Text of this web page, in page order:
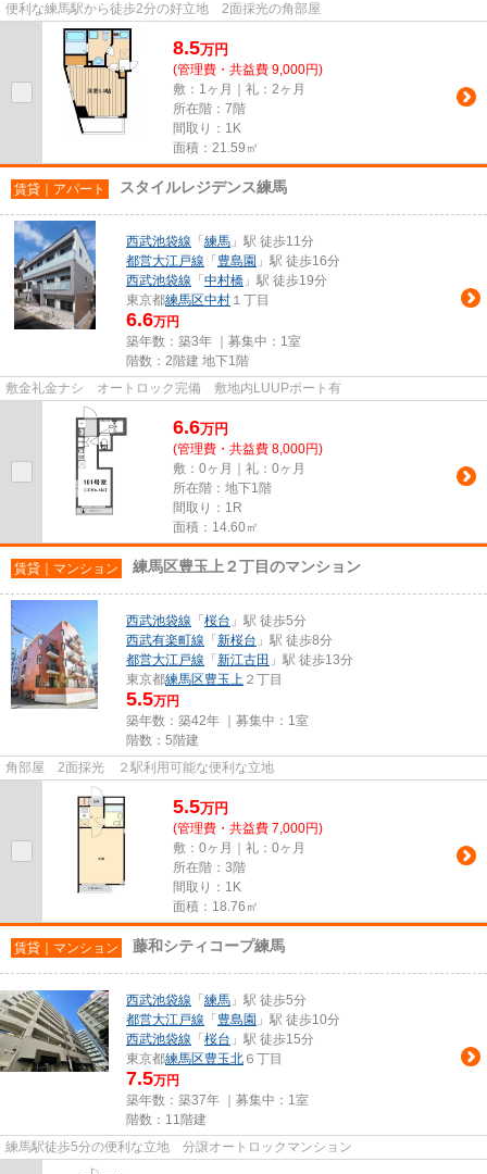
便利な練馬駅から徒歩2分の好立地 2面採光の角部屋
8.5万円
(管理費・共益費 9,000円)
敷：1ヶ月｜礼：2ヶ月
所在階：7階
間取り：1K
面積：21.59㎡
賃貸｜アパート スタイルレジデンス練馬
西武池袋線 「 練馬 」駅 徒歩11分
都営大江戸線 「 豊島園 」駅 徒歩16分
西武池袋線 「 中村橋 」駅 徒歩19分
東京都練馬区中村 １丁目
6.6万円
築年数：築3年 ｜募集中： 1室
階数：2階建 地下1階
敷金礼金ナシ オートロック完備 敷地内LUUPポート有
6.6万円
(管理費・共益費 8,000円)
敷：0ヶ月｜礼：0ヶ月
所在階：地下1階
間取り：1R
面積：14.60㎡
賃貸｜マンション 練馬区豊玉上２丁目のマンション
西武池袋線 「 桜台 」駅 徒歩5分
西武有楽町線 「 新桜台 」駅 徒歩8分
都営大江戸線 「 新江古田 」駅 徒歩13分
東京都練馬区豊玉上 ２丁目
5.5万円
築年数：築42年 ｜募集中： 1室
階数：5階建
角部屋 2面採光 ２駅利用可能な便利な立地
5.5万円
(管理費・共益費 7,000円)
敷：0ヶ月｜礼：0ヶ月
所在階：3階
間取り：1K
面積：18.76㎡
賃貸｜マンション 藤和シティコープ練馬
西武池袋線 「 練馬 」駅 徒歩5分
都営大江戸線 「 豊島園 」駅 徒歩10分
西武池袋線 「 桜台 」駅 徒歩15分
東京都練馬区豊玉北 ６丁目
7.5万円
築年数：築37年 ｜募集中： 1室
階数：11階建
練馬駅徒歩5分の便利な立地 分譲オートロックマンション